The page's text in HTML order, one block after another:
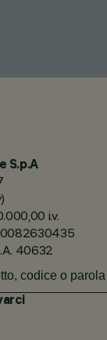
S.p.A
i.v.
40632